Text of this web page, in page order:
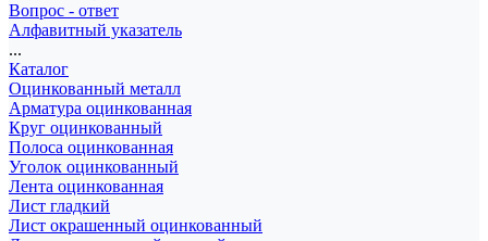
Вопрос - ответ
Алфавитный указатель
...
Каталог
Оцинкованный металл
Арматура оцинкованная
Круг оцинкованный
Полоса оцинкованная
Уголок оцинкованный
Лента оцинкованная
Лист гладкий
Лист окрашенный оцинкованный